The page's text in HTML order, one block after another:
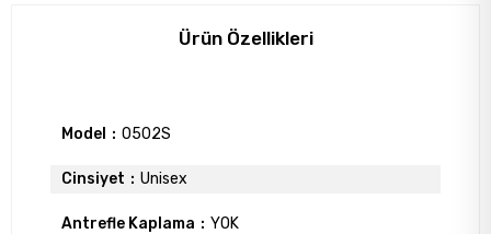
Ürün Özellikleri
Model 0502S
Cinsiyet Unisex
Antrefle Kaplama YOK